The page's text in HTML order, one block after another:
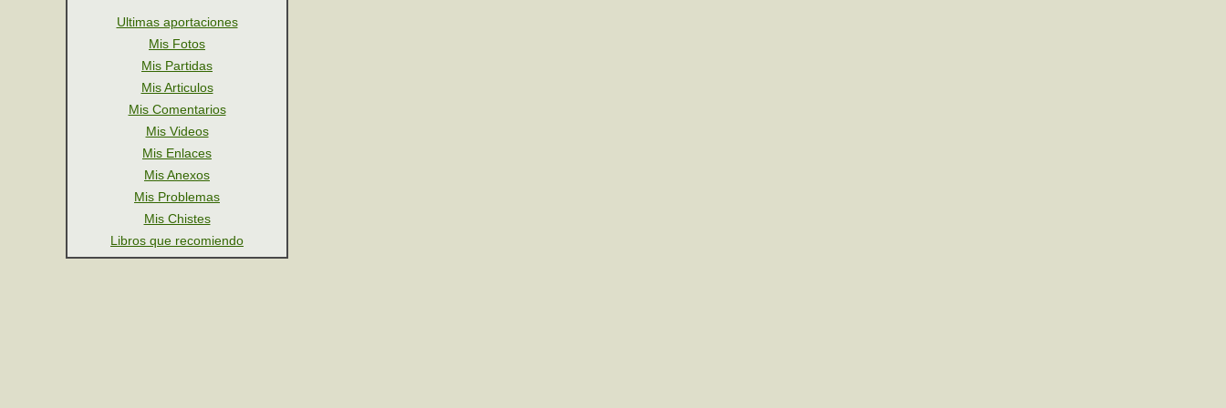
Ultimas aportaciones
Mis Fotos
Mis Partidas
Mis Articulos
Mis Comentarios
Mis Videos
Mis Enlaces
Mis Anexos
Mis Problemas
Mis Chistes
Libros que recomiendo